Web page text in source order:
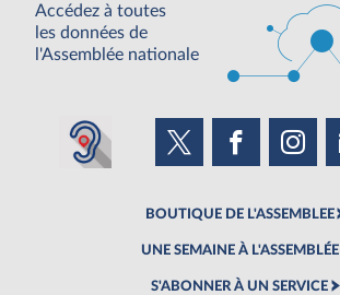
Accédez à toutes
les données de
l'Assemblée nationale
BOUTIQUE DE L'ASSEMBLEE
UNE SEMAINE À L'ASSEMBLÉE
S'ABONNER À UN SERVICE